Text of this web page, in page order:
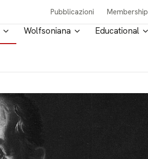
Pubblicazioni Membership
Wolfsoniana Educational